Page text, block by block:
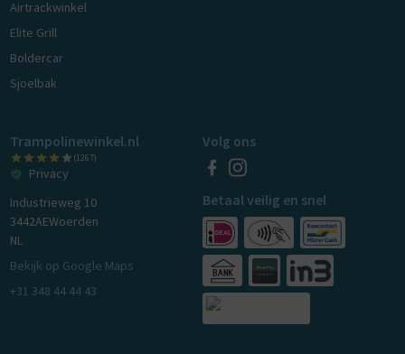
Airtrackwinkel
Elite Grill
Boldercar
Sjoelbak
Trampolinewinkel.nl
(1267)
Privacy
Industrieweg 10
3442AEWoerden
NL
Bekijk op Google Maps
+31 348 44 44 43
Volg ons
Betaal veilig en snel